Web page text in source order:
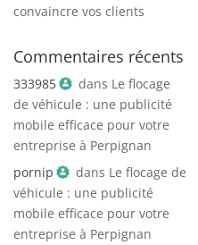
convaincre vos clients
Commentaires récents
333985 dans Le flocage
de véhicule : une publicité
mobile efficace pour votre
entreprise à Perpignan
pornip
dans Le flocage de
véhicule : une publicité
mobile efficace pour votre
entreprise à Perpignan